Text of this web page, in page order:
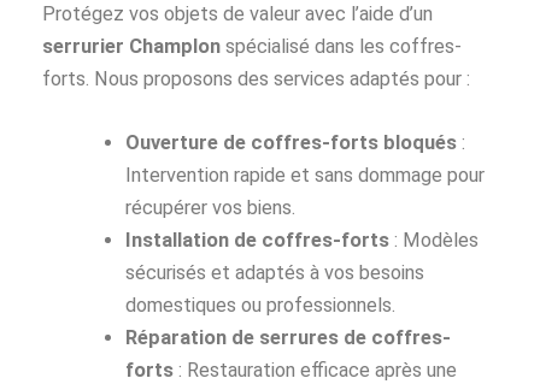
Protégez vos objets de valeur avec l’aide d’un
serrurier Champlon spécialisé dans les coffres-
forts. Nous proposons des services adaptés pour :
Ouverture de coffres-forts bloqués :
Intervention rapide et sans dommage pour
récupérer vos biens.
Installation de coffres-forts : Modèles
sécurisés et adaptés à vos besoins
domestiques ou professionnels.
Réparation de serrures de coffres-
forts : Restauration efficace après une